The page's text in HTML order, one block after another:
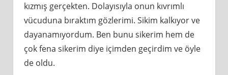
kızmış gerçekten. Dolayısıyla onun kıvrımlı
vücuduna bıraktım gözlerimi. Sikim kalkıyor ve
dayanamıyordum. Ben bunu sikerim hem de
çok fena sikerim diye içimden geçirdim ve öyle
de oldu.